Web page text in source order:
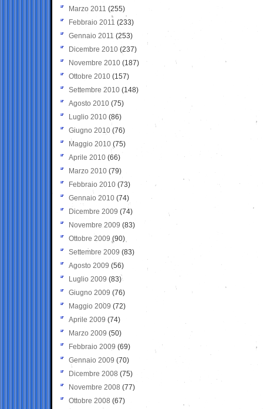
Marzo 2011 (255)
Febbraio 2011 (233)
Gennaio 2011 (253)
Dicembre 2010 (237)
Novembre 2010 (187)
Ottobre 2010 (157)
Settembre 2010 (148)
Agosto 2010 (75)
Luglio 2010 (86)
Giugno 2010 (76)
Maggio 2010 (75)
Aprile 2010 (66)
Marzo 2010 (79)
Febbraio 2010 (73)
Gennaio 2010 (74)
Dicembre 2009 (74)
Novembre 2009 (83)
Ottobre 2009 (90)
Settembre 2009 (83)
Agosto 2009 (56)
Luglio 2009 (83)
Giugno 2009 (76)
Maggio 2009 (72)
Aprile 2009 (74)
Marzo 2009 (50)
Febbraio 2009 (69)
Gennaio 2009 (70)
Dicembre 2008 (75)
Novembre 2008 (77)
Ottobre 2008 (67)